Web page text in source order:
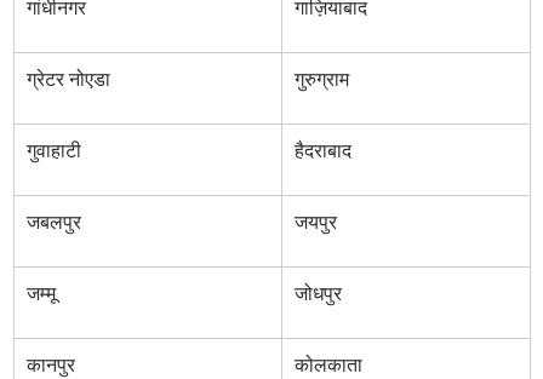
गांधीनगर गाज़ियाबाद
ग्रेटर नोएडा गुरुग्राम
गुवाहाटी हैदराबाद
जबलपुर जयपुर
जम्मू जोधपुर
कानपुर कोलकाता